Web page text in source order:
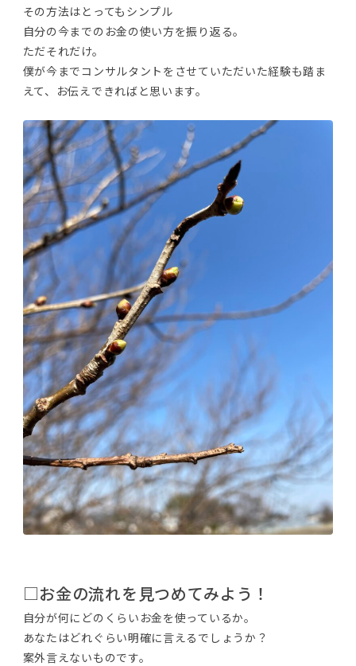
その方法はとってもシンプル
自分の今までのお金の使い方を振り返る。
ただそれだけ。
僕が今までコンサルタントをさせていただいた経験も踏ま
えて、お伝えできればと思います。
□お金の流れを見つめてみよう！
自分が何にどのくらいお金を使っているか。
あなたはどれぐらい明確に言えるでしょうか？
案外言えないものです。